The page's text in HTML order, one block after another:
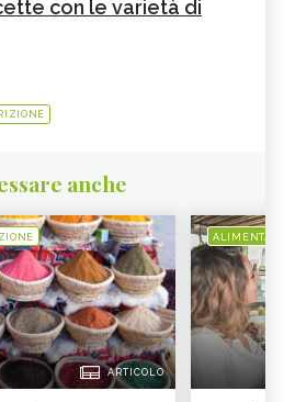
con le varietà di
anche
ARTICOLO